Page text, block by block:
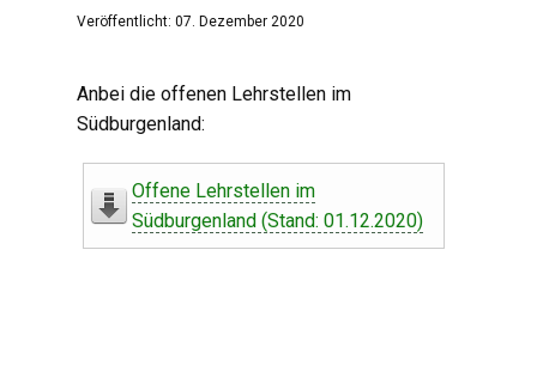
Veröffentlicht: 07. Dezember 2020
Anbei die offenen Lehrstellen im
Südburgenland:
Offene Lehrstellen im
Südburgenland (Stand: 01.12.2020)